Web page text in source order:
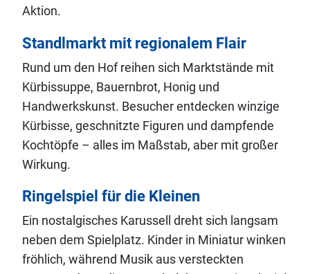
Aktion.
Standlmarkt mit regionalem Flair
Rund um den Hof reihen sich Marktstände mit
Kürbissuppe, Bauernbrot, Honig und
Handwerkskunst. Besucher entdecken winzige
Kürbisse, geschnitzte Figuren und dampfende
Kochtöpfe – alles im Maßstab, aber mit großer
Wirkung.
Ringelspiel für die Kleinen
Ein nostalgisches Karussell dreht sich langsam
neben dem Spielplatz. Kinder in Miniatur winken
fröhlich, während Musik aus versteckten